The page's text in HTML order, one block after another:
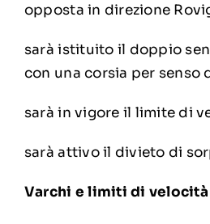
opposta in direzione
sarà istituito il doppio
con una corsia per senso
sarà in vigore il limite di
sarà attivo il divieto di
Varchi e limiti di velocità